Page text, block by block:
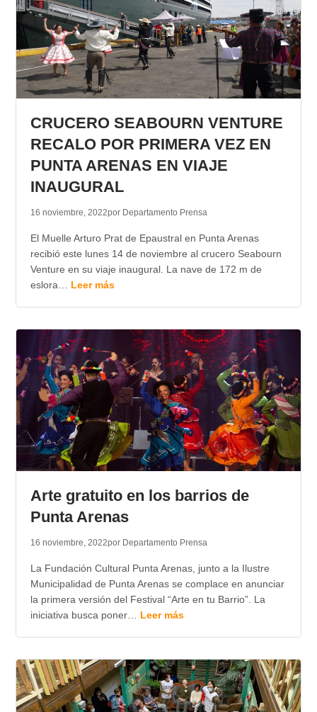
CRUCERO SEABOURN VENTURE
RECALO POR PRIMERA VEZ EN
PUNTA ARENAS EN VIAJE
INAUGURAL
16 noviembre, 2022por Departamento Prensa
El Muelle Arturo Prat de Epaustral en Punta Arenas
recibió este lunes 14 de noviembre al crucero Seabourn
Venture en su viaje inaugural. La nave de 172 m de
eslora… Leer más
Arte gratuito en los barrios de
Punta Arenas
16 noviembre, 2022por Departamento Prensa
La Fundación Cultural Punta Arenas, junto a la Ilustre
Municipalidad de Punta Arenas se complace en anunciar
la primera versión del Festival “Arte en tu Barrio”. La
iniciativa busca poner… Leer más